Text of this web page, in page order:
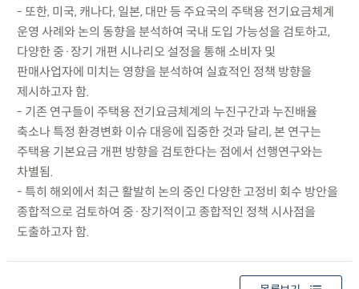
- 또한, 미국, 캐나다, 일본, 대만 등 주요국의 주택용 전기요금체계
운영 사례와 논의 동향을 분석하여 국내 도입 가능성을 검토하고,
다양한 중·장기 개편 시나리오 설정을 통해 소비자 및
판매사업자에 미치는 영향을 분석하여 실효적인 정책 방향을
제시하고자 함.
- 기존 연구들이 주택용 전기요금체계의 누진구간과 누진배율
축소나 특정 환경변화 이슈 대응에 집중한 것과 달리, 본 연구는
주택용 기본요금 개편 방향을 검토한다는 점에서 선행연구와는
차별됨.
- 특히 해외에서 최근 활발히 논의 중인 다양한 고정비 회수 방안을
종합적으로 검토하여 중·장기적이고 종합적인 정책 시사점을
도출하고자 함.